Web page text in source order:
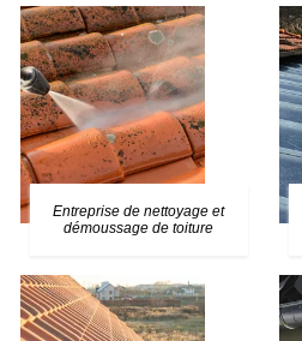
Entreprise de nettoyage et
démoussage de toiture